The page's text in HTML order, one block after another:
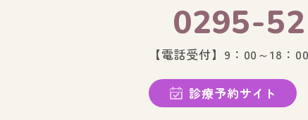
0295-
【電話受付】9：00～18：00
診療予約サイト